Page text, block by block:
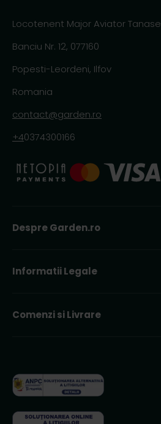
Locotenent Major Aviator Tanase
Banciu Nr. 12, 077160
Popesti-Leordeni, Ilfov
Romania
contact@garden.ro
+40374300166
Despre Garden.ro
Informatii Legale
Comenzi si Livrare